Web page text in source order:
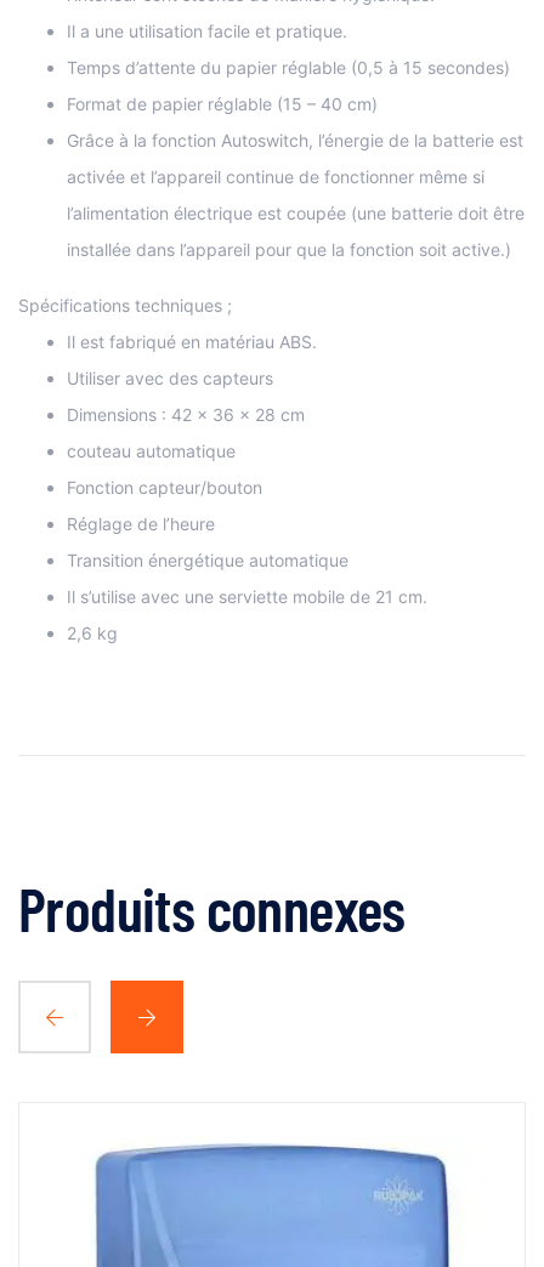
Il a une utilisation facile et pratique.
Temps d’attente du papier réglable (0,5 à 15 secondes)
Format de papier réglable (15 – 40 cm)
Grâce à la fonction Autoswitch, l’énergie de la batterie est
activée et l’appareil continue de fonctionner même si
l’alimentation électrique est coupée (une batterie doit être
installée dans l’appareil pour que la fonction soit active.)
Spécifications techniques ;
Il est fabriqué en matériau ABS.
Utiliser avec des capteurs
Dimensions : 42 x 36 x 28 cm
couteau automatique
Fonction capteur/bouton
Réglage de l’heure
Transition énergétique automatique
Il s’utilise avec une serviette mobile de 21 cm.
2,6 kg
Produits connexes